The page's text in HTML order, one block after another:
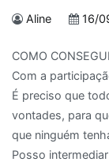
Aline 16/
COMO
Com a
É preciso que
vontades, para
que ninguém
Posso